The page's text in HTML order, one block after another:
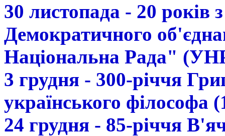
30 листопада - 20 років
Демократичного
Національна Рада"
3 грудня - 300-річчя
українського філософа
24 грудня - 85-річчя